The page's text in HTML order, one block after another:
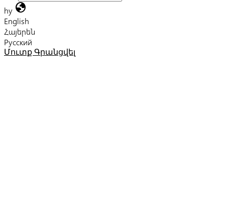
hy globe
English
Հայերեն
Русский
Մուտք Գրանցվել